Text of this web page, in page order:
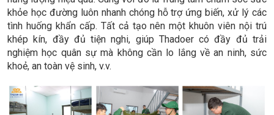
khỏe học đường luôn nhanh chóng hỗ trợ ứng biến, xử lý các
tình huống khẩn cấp. Tất cả tạo nên một khuôn viên nội trú
khép kín, đầy đủ tiện nghi, giúp Thadoer có đầy đủ trải
nghiệm học quân sự mà không cần lo lắng về an ninh, sức
khoẻ, an toàn vệ sinh, v.v.